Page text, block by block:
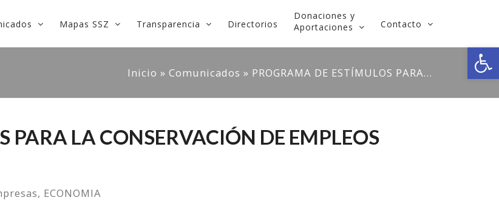
Mapas SSZ Transparencia Directorios
Donaciones y
Aportaciones
Contacto
Inicio » Comunicados » PROGRAMA DE ESTÍMULOS PARA…
PARA LA CONSERVACIÓN DE EMPLEOS
, ECONOMIA